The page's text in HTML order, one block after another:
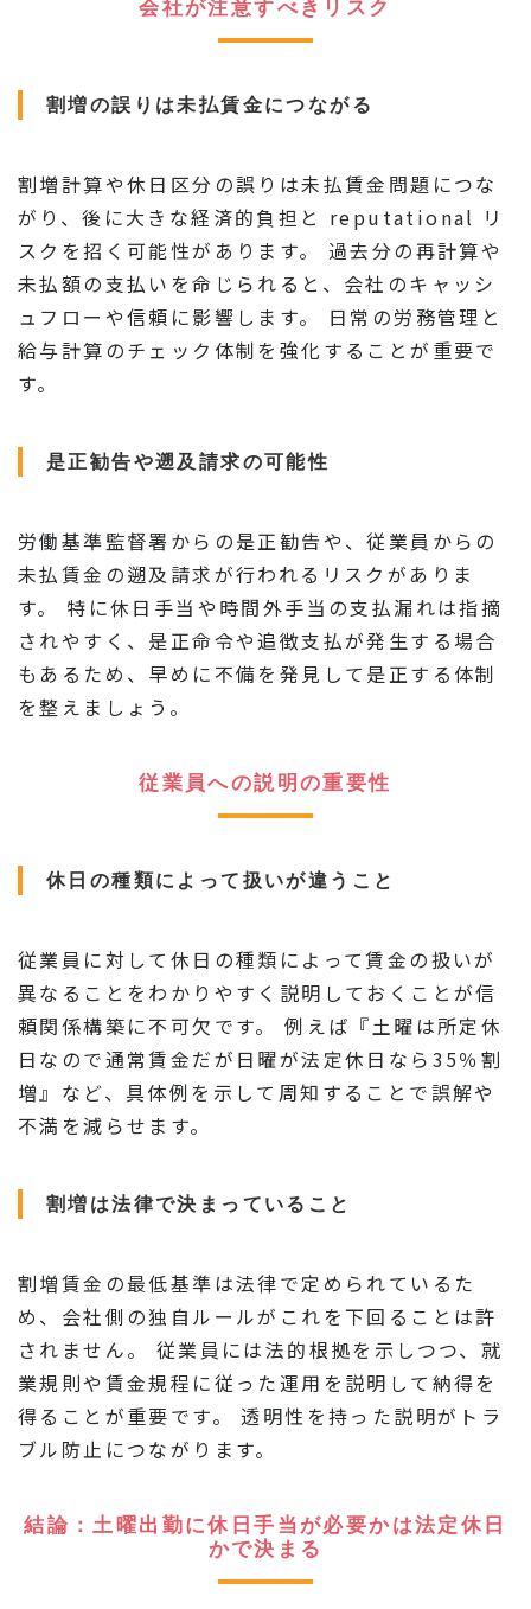
会社が注意すべきリスク
割増の誤りは未払賃金につながる
割増計算や休日区分の誤りは未払賃金問題につな
がり、後に大きな経済的負担と reputational リ
スクを招く可能性があります。 過去分の再計算や
未払額の支払いを命じられると、会社のキャッシ
ュフローや信頼に影響します。 日常の労務管理と
給与計算のチェック体制を強化することが重要で
す。
是正勧告や遡及請求の可能性
労働基準監督署からの是正勧告や、従業員からの
未払賃金の遡及請求が行われるリスクがありま
す。 特に休日手当や時間外手当の支払漏れは指摘
されやすく、是正命令や追徴支払が発生する場合
もあるため、早めに不備を発見して是正する体制
を整えましょう。
従業員への説明の重要性
休日の種類によって扱いが違うこと
従業員に対して休日の種類によって賃金の扱いが
異なることをわかりやすく説明しておくことが信
頼関係構築に不可欠です。 例えば『土曜は所定休
日なので通常賃金だが日曜が法定休日なら35％割
増』など、具体例を示して周知することで誤解や
不満を減らせます。
割増は法律で決まっていること
割増賃金の最低基準は法律で定められているた
め、会社側の独自ルールがこれを下回ることは許
されません。 従業員には法的根拠を示しつつ、就
業規則や賃金規程に従った運用を説明して納得を
得ることが重要です。 透明性を持った説明がトラ
ブル防止につながります。
結論：土曜出勤に休日手当が必要かは法定休日
かで決まる